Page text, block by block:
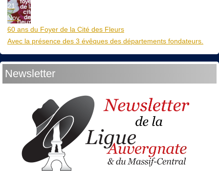
21
Nov
60 ans du Foyer de la Cité des Fleurs
Avec la présence des 3 évêques des départements fondateurs.
Newsletter